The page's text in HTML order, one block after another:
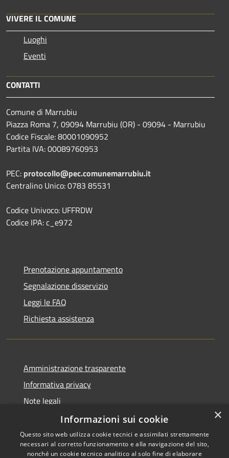
VIVERE IL COMUNE
Luoghi
Eventi
CONTATTI
Comune di Marrubiu
Piazza Roma 7, 09094 Marrubiu (OR) - 09094 - Marrubiu
Codice Fiscale: 80001090952
Partita IVA: 00089760953
PEC: protocollo@pec.comunemarrubiu.it
Centralino Unico: 0783 85531
Codice Univoco: UFFRDW
Codice IPA: c_e972
Prenotazione appuntamento
Segnalazione disservizio
Leggi le FAQ
Richiesta assistenza
Amministrazione trasparente
Informativa privacy
Note legali
Dichiarazione di accessibilità
×
Informazioni sui cookie
Questo sito web utilizza cookie tecnici e assimilati strettamente
necessari al corretto funzionamento e alla navigazione del sito,
nonché un cookie tecnico analitico al solo fine di elaborare